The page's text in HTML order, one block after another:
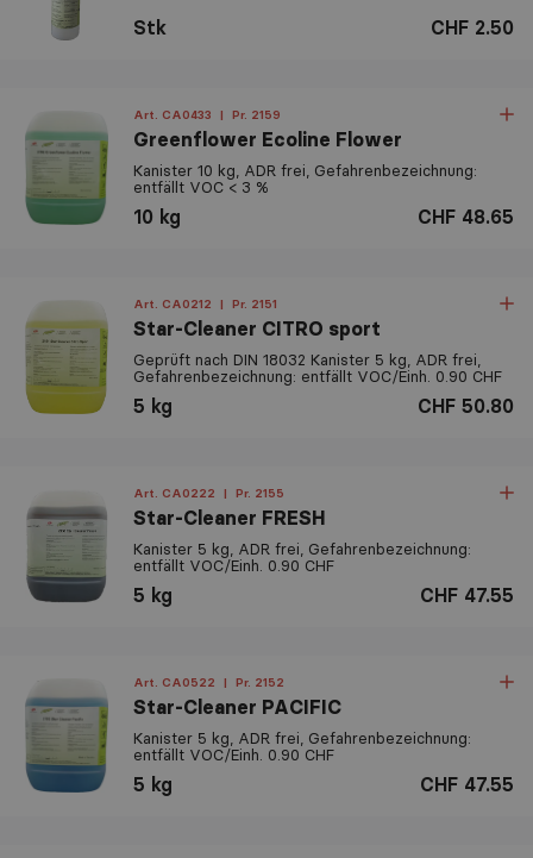
Stk CHF 2.50
Art. CA0433 | Pr. 2159
Greenflower Ecoline Flower
Kanister 10 kg, ADR frei, Gefahrenbezeichnung:
entfällt VOC < 3 %
10 kg CHF 48.65
Art. CA0212 | Pr. 2151
Star-Cleaner CITRO sport
Geprüft nach DIN 18032 Kanister 5 kg, ADR frei,
Gefahrenbezeichnung: entfällt VOC/Einh. 0.90 CHF
5 kg CHF 50.80
Art. CA0222 | Pr. 2155
Star-Cleaner FRESH
Kanister 5 kg, ADR frei, Gefahrenbezeichnung:
entfällt VOC/Einh. 0.90 CHF
5 kg CHF 47.55
Art. CA0522 | Pr. 2152
Star-Cleaner PACIFIC
Kanister 5 kg, ADR frei, Gefahrenbezeichnung:
entfällt VOC/Einh. 0.90 CHF
5 kg CHF 47.55